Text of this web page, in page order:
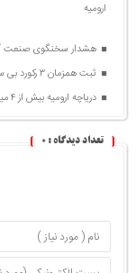
ارومیه
هشدار سخنگوی صنعت
ثبت همزمان ۳ رکورد بی سابقه تجارت مرزی در آذربایجان‌غربی
دریاچه ارومیه بیش از ۴ میلیارد مترمکعب آب دارد
تعداد دیدگاه : ۰